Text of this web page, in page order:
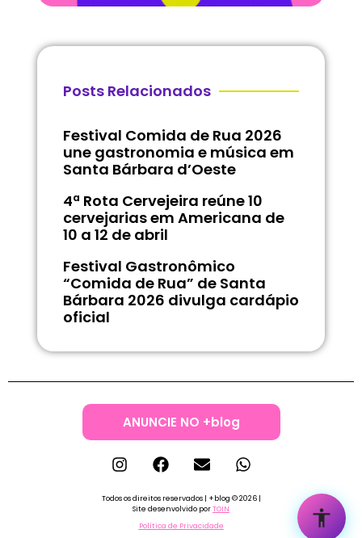
Posts Relacionados
Festival Comida de Rua 2026
une gastronomia e música em
Santa Bárbara d’Oeste
4ª Rota Cervejeira reúne 10
cervejarias em Americana de
10 a 12 de abril
Festival Gastronômico
“Comida de Rua” de Santa
Bárbara 2026 divulga cardápio
oficial
Todos os direitos reservados | +blog © 2026 |
Site desenvolvido porTOIN
Política de Privacidade
ANUNCIE NO +blog